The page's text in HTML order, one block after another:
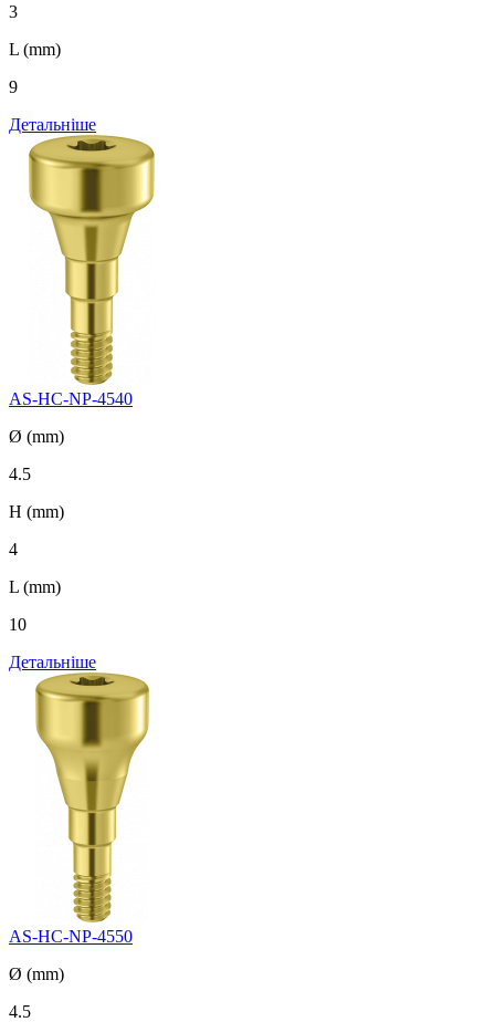
3
L (mm)
9
Детальніше
AS-HC-NP-4540
Ø (mm)
4.5
H (mm)
4
L (mm)
10
Детальніше
AS-HC-NP-4550
Ø (mm)
4.5